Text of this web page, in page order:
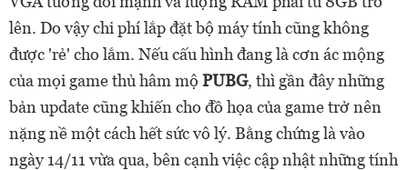
lên. Do vậy chi phí lắp đặt bộ máy tính cũng không
được 'rẻ' cho lắm. Nếu cấu hình đang là cơn ác mộng
của mọi game thủ hâm mộ PUBG, thì gần đây những
bản update cũng khiến cho đồ họa của game trở nên
nặng nề một cách hết sức vô lý. Bằng chứng là vào
ngày 14/11 vừa qua, bên cạnh việc cập nhật những tính